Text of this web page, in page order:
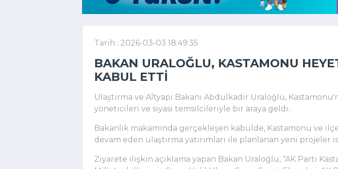
Tarih : 2026-03-03 18:49:35
BAKAN URALOĞLU, KASTAMONU
KABUL ETTI
Ulaştırma ve Altyapı Bakanı Abdulkadir Uraloğlu,
yöneticileri ve siyasi temsilcileriyle bir araya geldi.
Bakanlık makamında gerçekleşen kabulde, Kastamonu ve
devam eden ulaştırma yatırımları ile planlanan yeni projeler
Ziyarete ilişkin açıklama yapan Bakan Uraloğlu, “AK Parti